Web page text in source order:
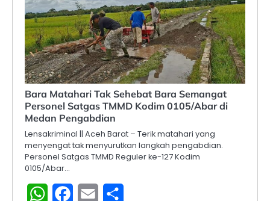
Bara Matahari Tak Sehebat Bara Semangat
Personel Satgas TMMD Kodim 0105/Abar di
Medan Pengabdian
Lensakriminal || Aceh Barat – Terik matahari yang
menyengat tak menyurutkan langkah pengabdian.
Personel Satgas TMMD Reguler ke-127 Kodim
0105/Abar…
WhatsAppFacebook
Email